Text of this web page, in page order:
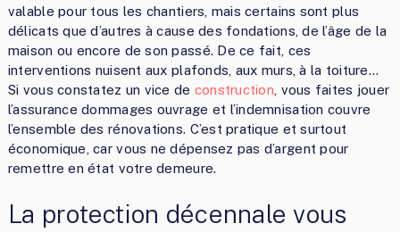
valable pour tous les chantiers, mais certains sont plus
délicats que d’autres à cause des fondations, de l’âge de la
maison ou encore de son passé. De ce fait, ces
interventions nuisent aux plafonds, aux murs, à la toiture…
Si vous constatez un vice de construction , vous faites jouer
l’assurance dommages ouvrage et l’indemnisation couvre
l’ensemble des rénovations. C’est pratique et surtout
économique, car vous ne dépensez pas d’argent pour
remettre en état votre demeure.
La protection décennale vous